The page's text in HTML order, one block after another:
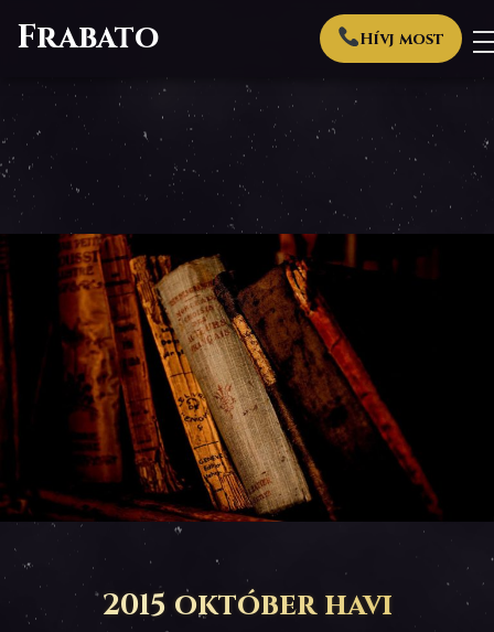
Frabato Hívj most
2015 október havi